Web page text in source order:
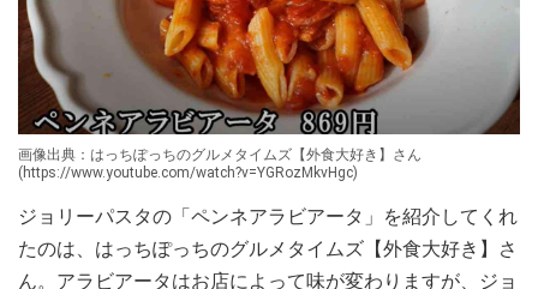
画像出典：はっちぽっちのグルメタイムズ【外食大好き】さん
(https://www.youtube.com/watch?v=YGRozMkvHgc)
ジョリーパスタの「ペンネアラビアータ」を紹介してくれ
たのは、はっちぽっちのグルメタイムズ【外食大好き】さ
ん。アラビアータはお店によって味が変わりますが、ジョ